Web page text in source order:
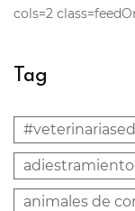
cols=2
Tag
adiestramiento
animales de